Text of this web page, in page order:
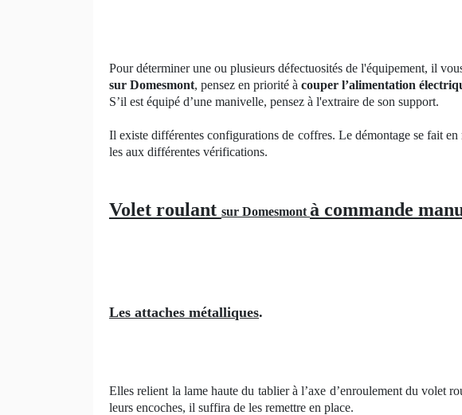
Pour déterminer une ou plusieurs défectuosités de l'équipement, il
sur Domesmont, pensez en priorité à couper l’alimentation
S’il est équipé d’une manivelle, pensez à l'extraire de son support.
Il existe différentes configurations de coffres. Le démontage se fait
les aux différentes vérifications.
Volet roulant sur Domesmont à commande
Les attaches métalliques.
Elles relient la lame haute du tablier à l’axe d’enroulement du volet
leurs encoches, il suffira de les remettre en place.